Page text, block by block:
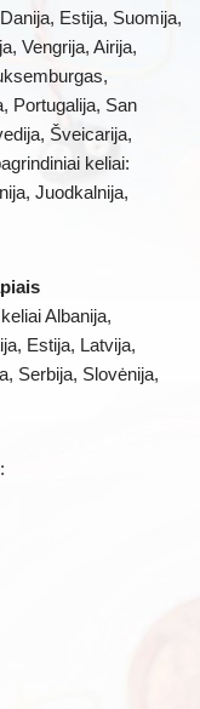
Estija, Suomija,
Vengrija, Airija,
Portugalija, San
Šveicarija,
keliai:
Juodkalnija,
Albanija,
Estija, Latvija,
Serbija, Slovėnija,